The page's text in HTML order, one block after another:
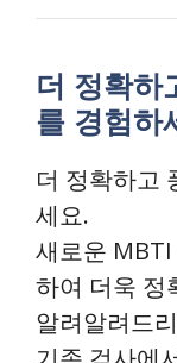
더 정확하
를 경험하
더 정확하고
세요.
새로운
하여 더욱 정
알려알려드